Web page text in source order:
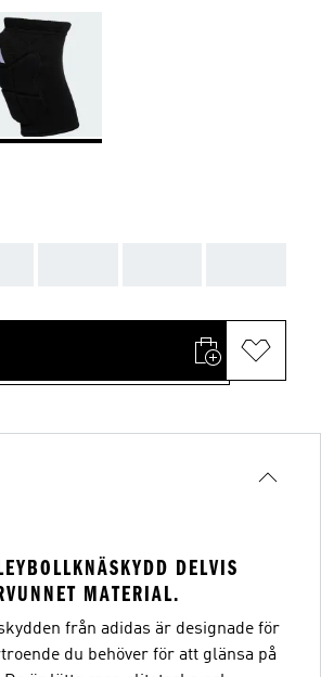
DELVIS
MATERIAL.
från adidas är designade för
du behöver för att glänsa på